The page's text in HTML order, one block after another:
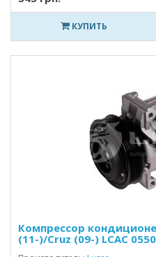
КУПИТЬ
Компрессор
(11-)/Cruz (09-) LCAC